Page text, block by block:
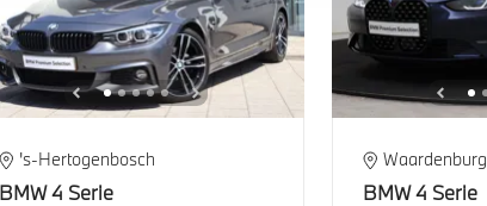
's-Hertogenbosch
BMW 4 Serie
Waardenburg
BMW 4 Serie